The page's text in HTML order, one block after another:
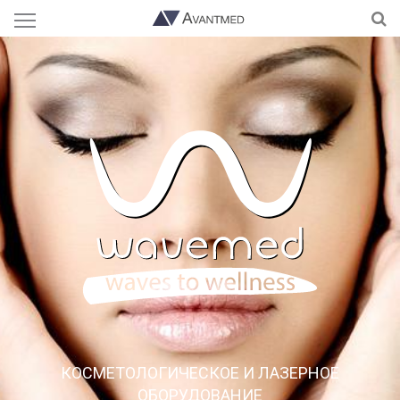
КОСМЕТОЛОГИЧЕСКОЕ И ЛАЗЕРНОЕ
ОБОРУДОВАНИЕ